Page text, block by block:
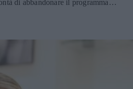
di abbandonare il programma.